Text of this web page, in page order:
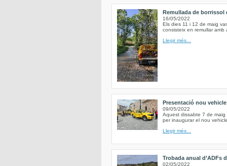
Remullada de borrissol
16/05/2022
Els dies 11 i 12 de maig
consisteix en remullar
Llegir més...
Presentació nou
09/05/2022
Aquest dissabte 7 de
per inaugurar el nou
Llegir més...
Trobada anual d’ADFs
02/05/2022